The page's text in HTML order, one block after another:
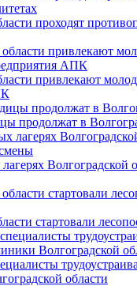
проходят
привлекают
продолжат в
Волгоградской
стартовали
области